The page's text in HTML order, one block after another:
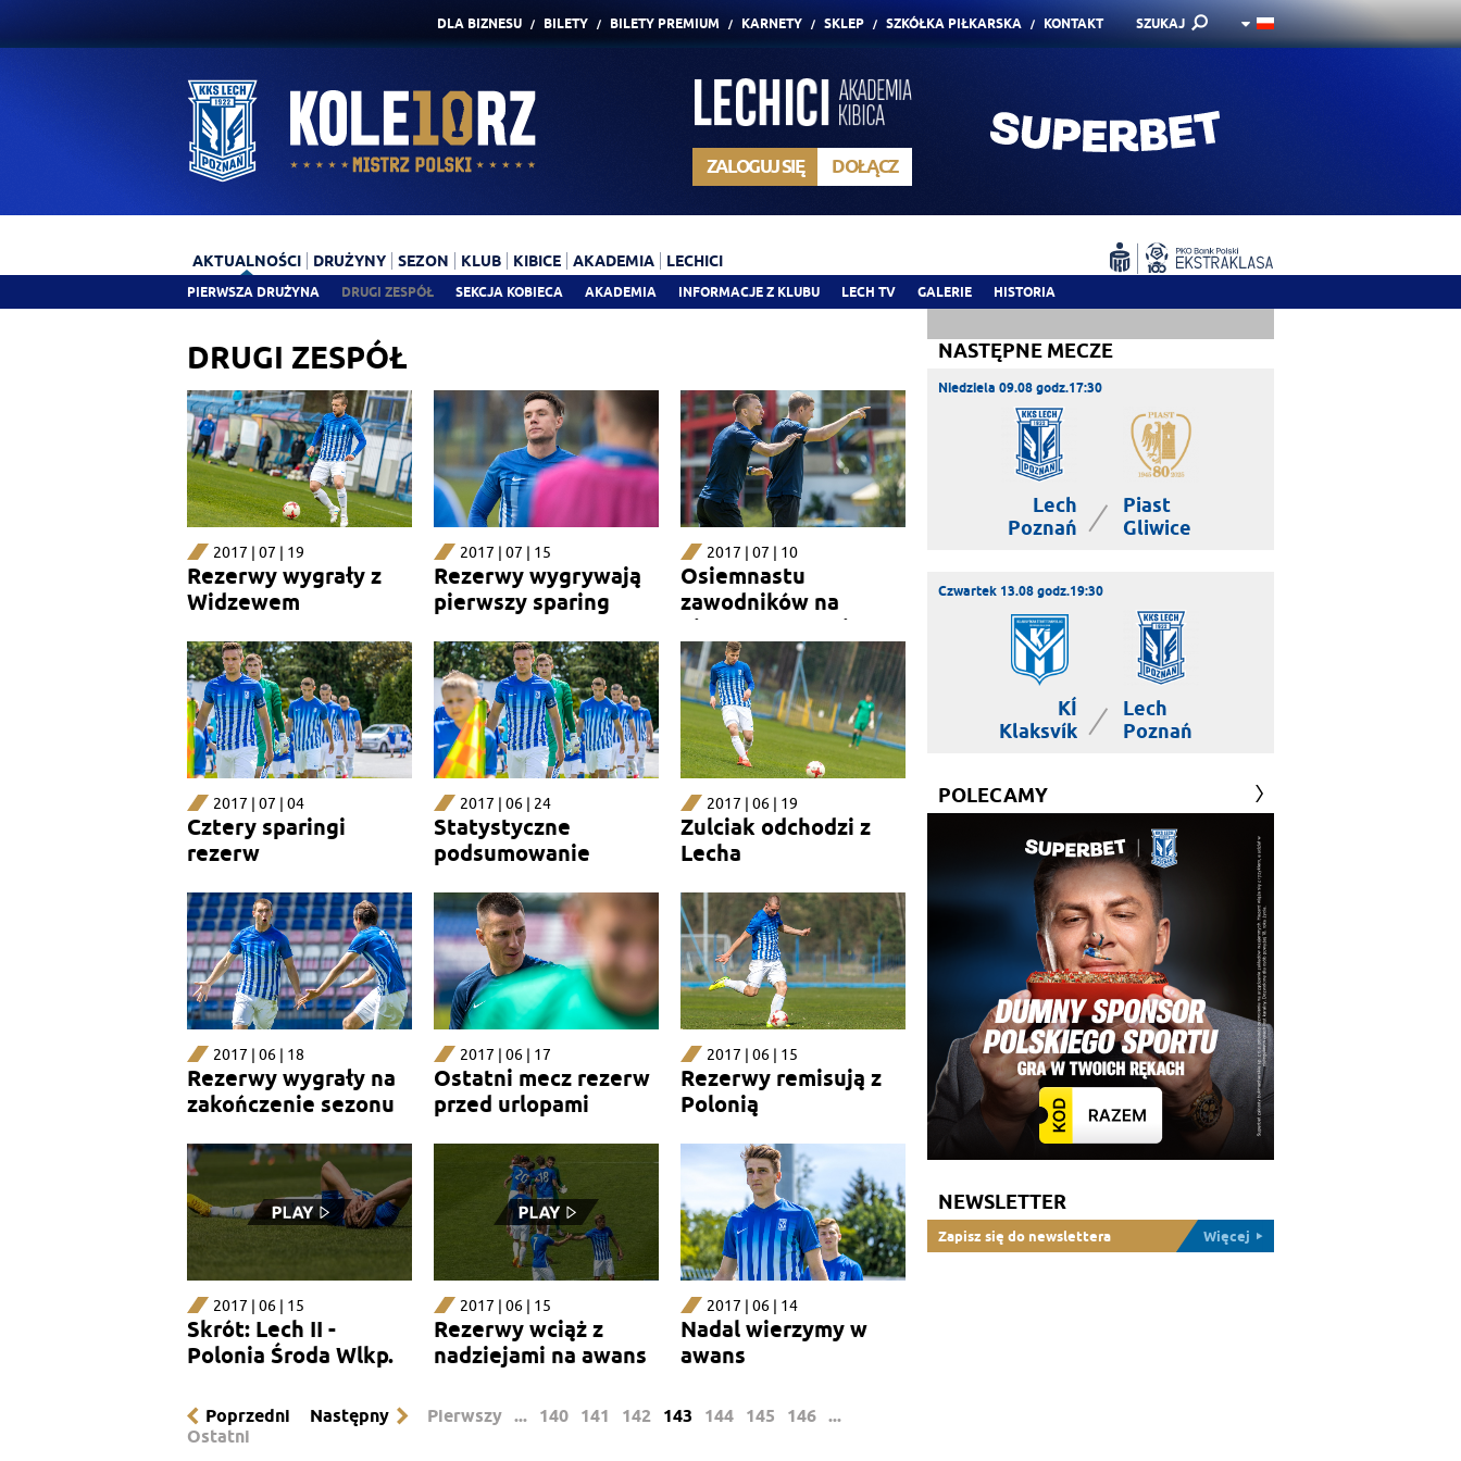
DLA BIZNESU BILETY BILETY PREMIUM KARNETY SKLEP SZKÓŁKA PIŁKARSKA KONTAKT SZUKAJ
ZALOGUJ SIĘ DOŁĄCZ
AKTUALNOŚCI
PIERWSZA DRUŻYNA DRUGI ZESPÓŁ SEKCJA KOBIECA AKADEMIA INFORMACJE Z KLUBU LECH TV GALERIE HISTORIA
DRUŻYNY SEZON KLUB KIBICE AKADEMIA LECHICI
DRUGI ZESPÓŁ
2017 | 07 | 19
Rezerwy wygrały z
Widzewem
2017 | 07 | 15
Rezerwy wygrywają
pierwszy sparing
2017 | 07 | 10
Osiemnastu
zawodników na
pierwszym treningu
rezerw
2017 | 07 | 04
Cztery sparingi
rezerw
2017 | 06 | 24
Statystyczne
podsumowanie
2017 | 06 | 19
Zulciak odchodzi z
Lecha
2017 | 06 | 18
Rezerwy wygrały na
zakończenie sezonu
2017 | 06 | 17
Ostatni mecz rezerw
przed urlopami
2017 | 06 | 15
Rezerwy remisują z
Polonią
2017 | 06 | 15
Skrót: Lech II -
Polonia Środa Wlkp.
2017 | 06 | 15
Rezerwy wciąż z
nadziejami na awans
2017 | 06 | 14
Nadal wierzymy w
awans
Poprzedni Następny Pierwszy ... 140 141 142 143 144 145 146 ...
Ostatni
NASTĘPNE MECZE
Niedziela 09.08 godz.17:30
Lech
Poznań
|
Piast
Gliwice
Czwartek 13.08 godz.19:30
KÍ
Klaksvík
|
Lech
Poznań
POLECAMY
NEWSLETTER
Zapisz się do newslettera Więcej